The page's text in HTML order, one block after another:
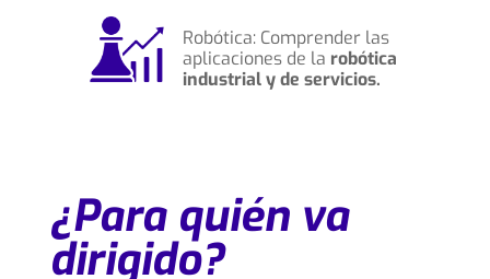
Robótica: Comprender las
aplicaciones de la robótica
industrial y de servicios.
¿Para quién va
dirigido?